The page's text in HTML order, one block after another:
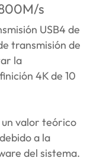
s
USB4 de
transmisión de
la
4K de 10
valor teórico
a la
del sistema.